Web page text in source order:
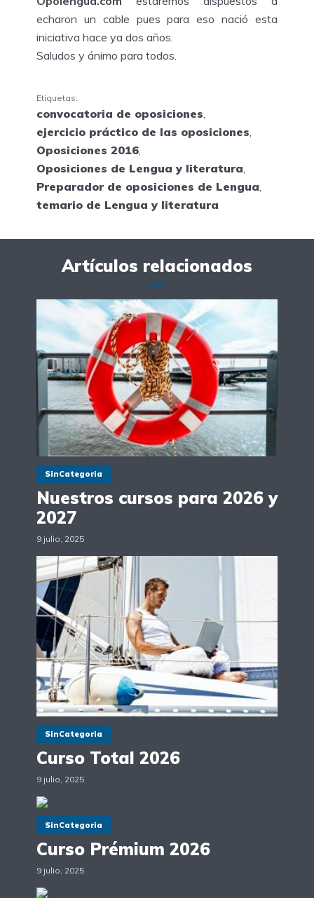
echaron un cable pues para eso nació esta
iniciativa hace ya dos años.
Saludos y ánimo para todos.
Etiquetas:
convocatoria de oposiciones
ejercicio práctico de las oposiciones
Oposiciones 2016
Oposiciones de Lengua y literatura
Preparador de oposiciones de Lengua
temario de Lengua y literatura
Artículos relacionados
SinCategoria
Nuestros cursos para 2026 y
2027
9 julio, 2025
SinCategoria
Curso Total 2026
9 julio, 2025
SinCategoria
Curso Prémium 2026
9 julio, 2025